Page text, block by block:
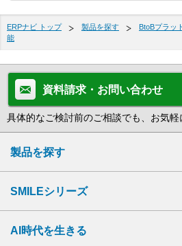
ERPナビ トップ 製品を探す BtoBプラッ
能
資料請求・お問い合わせ
具体的なご検討前のご相談でも、お気軽
製品を探す
SMILEシリーズ
AI時代を生きる